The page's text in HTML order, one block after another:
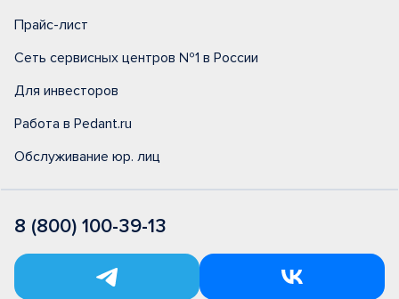
Прайс-лист
Сеть сервисных центров №1 в России
Для инвесторов
Работа в Pedant.ru
Обслуживание юр. лиц
8 (800) 100-39-13